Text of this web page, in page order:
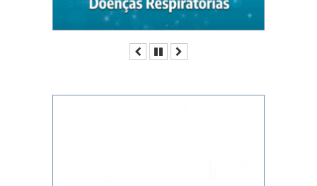
AnteriorPausar